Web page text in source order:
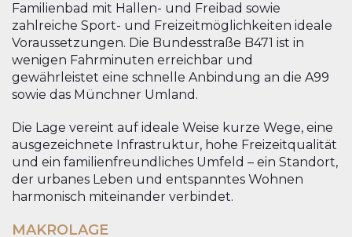
Familienbad mit Hallen- und Freibad sowie
zahlreiche Sport- und Freizeitmöglichkeiten ideale
Voraussetzungen. Die Bundesstraße B471 ist in
wenigen Fahrminuten erreichbar und
gewährleistet eine schnelle Anbindung an die A99
sowie das Münchner Umland.
Die Lage vereint auf ideale Weise kurze Wege, eine
ausgezeichnete Infrastruktur, hohe Freizeitqualität
und ein familienfreundliches Umfeld – ein Standort,
der urbanes Leben und entspanntes Wohnen
harmonisch miteinander verbindet.
MAKROLAGE